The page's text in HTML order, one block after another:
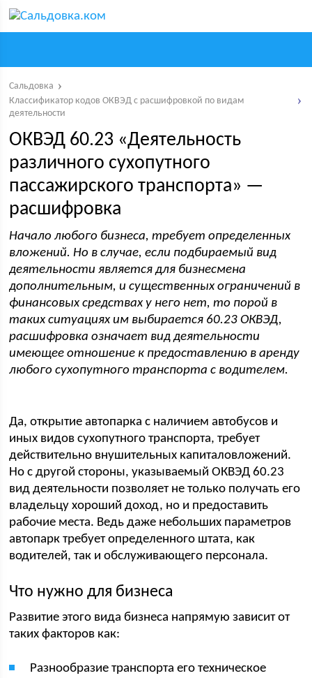
Сальдовка
Классификатор кодов ОКВЭД с расшифровкой по видам
деятельности
ОКВЭД 60.23 «Деятельность
различного сухопутного
пассажирского транспорта» —
расшифровка
Начало любого бизнеса, требует определенных
вложений. Но в случае, если подбираемый вид
деятельности является для бизнесмена
дополнительным, и существенных ограничений в
финансовых средствах у него нет, то порой в
таких ситуациях им выбирается 60.23 ОКВЭД,
расшифровка означает вид деятельности
имеющее отношение к предоставлению в аренду
любого сухопутного транспорта с водителем.
Да, открытие автопарка с наличием автобусов и
иных видов сухопутного транспорта, требует
действительно внушительных капиталовложений.
Но с другой стороны, указываемый ОКВЭД 60.23
вид деятельности позволяет не только получать его
владельцу хороший доход, но и предоставить
рабочие места. Ведь даже небольших параметров
автопарк требует определенного штата, как
водителей, так и обслуживающего персонала.
Что нужно для бизнеса
Развитие этого вида бизнеса напрямую зависит от
таких факторов как:
Разнообразие транспорта его техническое